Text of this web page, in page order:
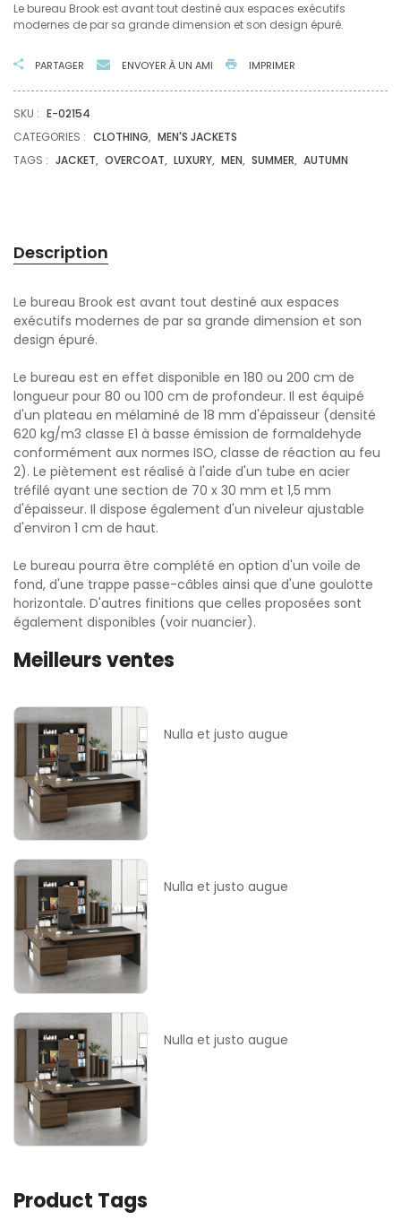
Le bureau Brook est avant tout destiné aux espaces exécutifs
modernes de par sa grande dimension et son design épuré.
PARTAGER ENVOYER À UN AMI IMPRIMER
SKU : E-02154
CATEGORIES : CLOTHING, MEN'S JACKETS
TAGS : JACKET, OVERCOAT, LUXURY, MEN, SUMMER, AUTUMN
Description
Le bureau Brook est avant tout destiné aux espaces
exécutifs modernes de par sa grande dimension et son
design épuré.
Le bureau est en effet disponible en 180 ou 200 cm de
longueur pour 80 ou 100 cm de profondeur. Il est équipé
d'un plateau en mélaminé de 18 mm d'épaisseur (densité
620 kg/m3 classe E1 à basse émission de formaldehyde
conformément aux normes ISO, classe de réaction au feu
2). Le piètement est réalisé à l'aide d'un tube en acier
tréfilé ayant une section de 70 x 30 mm et 1,5 mm
d'épaisseur. Il dispose également d'un niveleur ajustable
d'environ 1 cm de haut.
Le bureau pourra être complété en option d'un voile de
fond, d'une trappe passe-câbles ainsi que d'une goulotte
horizontale. D'autres finitions que celles proposées sont
également disponibles (voir nuancier).
Meilleurs ventes
Nulla et justo augue
Nulla et justo augue
Nulla et justo augue
Product Tags